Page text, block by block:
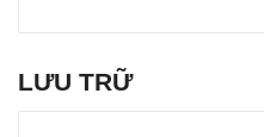
LƯU TRỮ